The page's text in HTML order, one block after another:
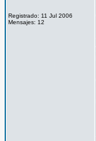
Registrado: 11 Jul 2006
Mensajes: 12